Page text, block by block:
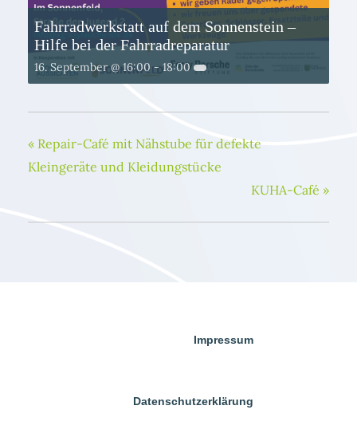
Fahrradwerkstatt auf dem Sonnenstein –
Hilfe bei der Fahrradreparatur
16. September @ 16:00-18:00
« Repair-Café mit Nähstube für defekte
Kleingeräte und Kleidungstücke
KUHA-Café »
Impressum
Datenschutzerklärung